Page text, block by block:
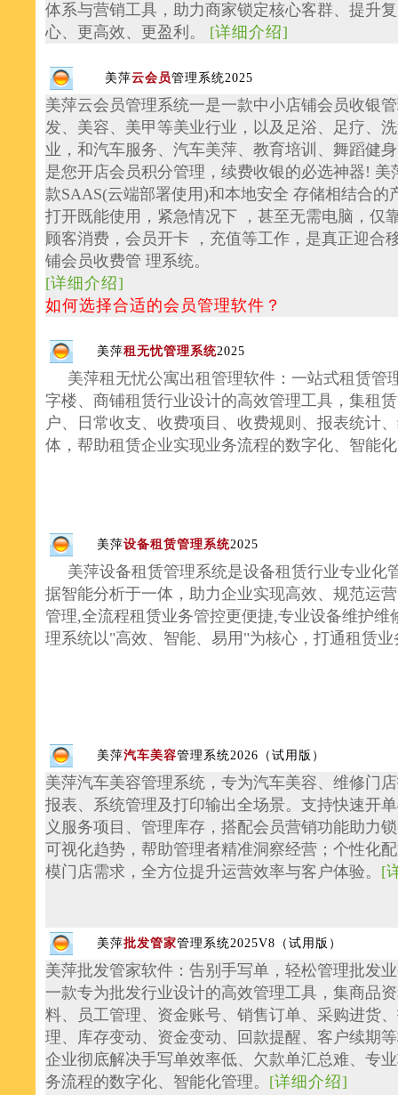
体系与营销工具，助力商家锁定核心客群、提升
心、更高效、更盈利。 [详细介绍]
美萍云会员管理系统2025
美萍云会员管理系统一是一款中小店铺会员收银
发、美容、美甲等美业行业，以及足浴、足疗、
业，和汽车服务、汽车美萍、教育培训、舞蹈健
是您开店会员积分管理，续费收银的必选神器!
款SAAS(云端部署使用)和本地安全 存储相结合的
打开既能使用，紧急情况下 ，甚至无需电脑，仅
顾客消费，会员开卡 ，充值等工作，是真正迎合
铺会员收费管 理系统。
[详细介绍]
如何选择合适的会员管理软件？
美萍租无忧管理系统2025
美萍租无忧公寓出租管理软件：一站式租赁管
字楼、商铺租赁行业设计的高效管理工具，集租
户、日常收支、收费项目、收费规则、报表统计
体，帮助租赁企业实现业务流程的数字化、智能
美萍设备租赁管理系统2025
美萍设备租赁管理系统是设备租赁行业专业化
据智能分析于一体，助力企业实现高效、规范运
管理,全流程租赁业务管控更便捷,专业设备维护
理系统以"高效、智能、易用"为核心，打通租赁
美萍汽车美容管理系统2026（试用版）
美萍汽车美容管理系统，专为汽车美容、维修门
报表、系统管理及打印输出全场景。支持快速开
义服务项目、管理库存，搭配会员营销功能助力
可视化趋势，帮助管理者精准洞察经营；个性化
模门店需求，全方位提升运营效率与客户体验。 [
美萍批发管家管理系统2025V8（试用版）
美萍批发管家软件：告别手写单，轻松管理批发
一款专为批发行业设计的高效管理工具，集商品
料、员工管理、资金账号、销售订单、采购进货
理、库存变动、资金变动、回款提醒、客户续期
企业彻底解决手写单效率低、欠款单汇总难、专
务流程的数字化、智能化管理。 [详细介绍]